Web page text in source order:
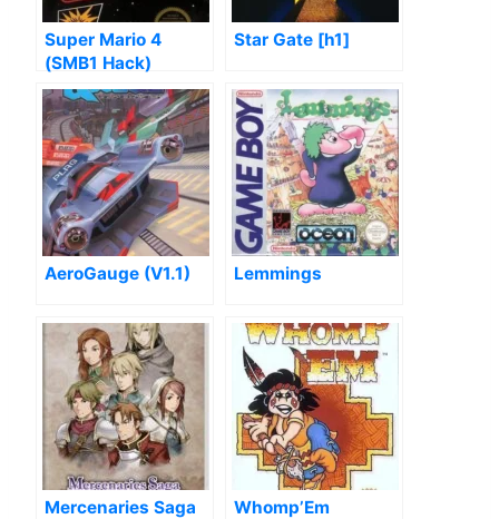
Super Mario 4
(SMB1 Hack)
Star Gate [h1]
AeroGauge (V1.1) Lemmings
Mercenaries Saga Whomp’Em